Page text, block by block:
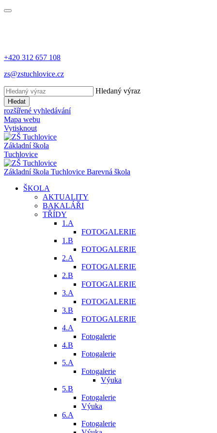
+420 312 657 108
zs@zstuchlovice.cz
Hledaný výraz
Hledat
rozšířené vyhledávání
Mapa webu
Vytisknout
Základní škola
Tuchlovice
Základníškola Tuchlovice Barevná škola
ŠKOLA
AKTUALITY
BAKALÁŘI
TŘÍDY
1.A
FOTOGALERIE
1.B
FOTOGALERIE
2.A
FOTOGALERIE
2.B
FOTOGALERIE
3.A
FOTOGALERIE
3.B
FOTOGALERIE
4.A
Fotogalerie
4.B
Fotogalerie
5.A
Fotogalerie
Výuka
5.B
Fotogalerie
Výuka
6.A
Fotogalerie